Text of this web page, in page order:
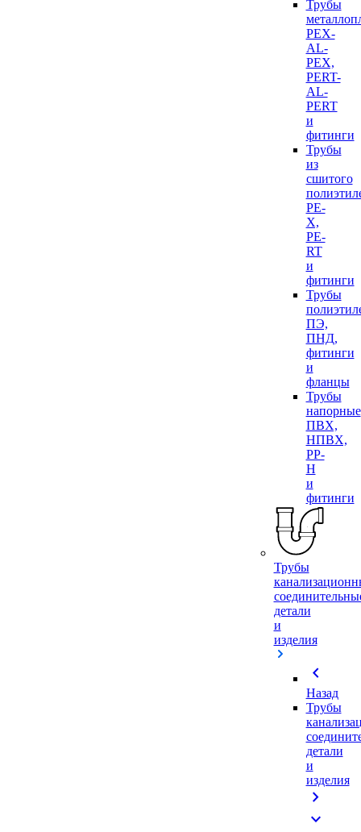
Трубы
PEX-
AL-
PEX,
PERT-
AL-
PERT
и
фитинги
Трубы
из
сшитого
PE-
X,
PE-
RT
и
фитинги
Трубы
ПЭ,
ПНД,
фитинги
и
фланцы
Трубы
напорные
ПВХ,
НПВХ,
PP-
H
и
фитинги
Трубы
детали
и
изделия
chevron_left
Назад
Трубы
детали
и
изделия
chevron_right
expand_more